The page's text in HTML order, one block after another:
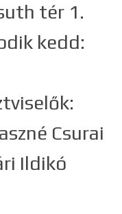
tér 1.
kedd:
Csurai
Ildikó